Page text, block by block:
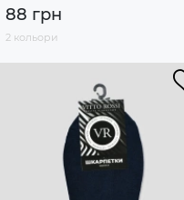
88 грн
2 кольори